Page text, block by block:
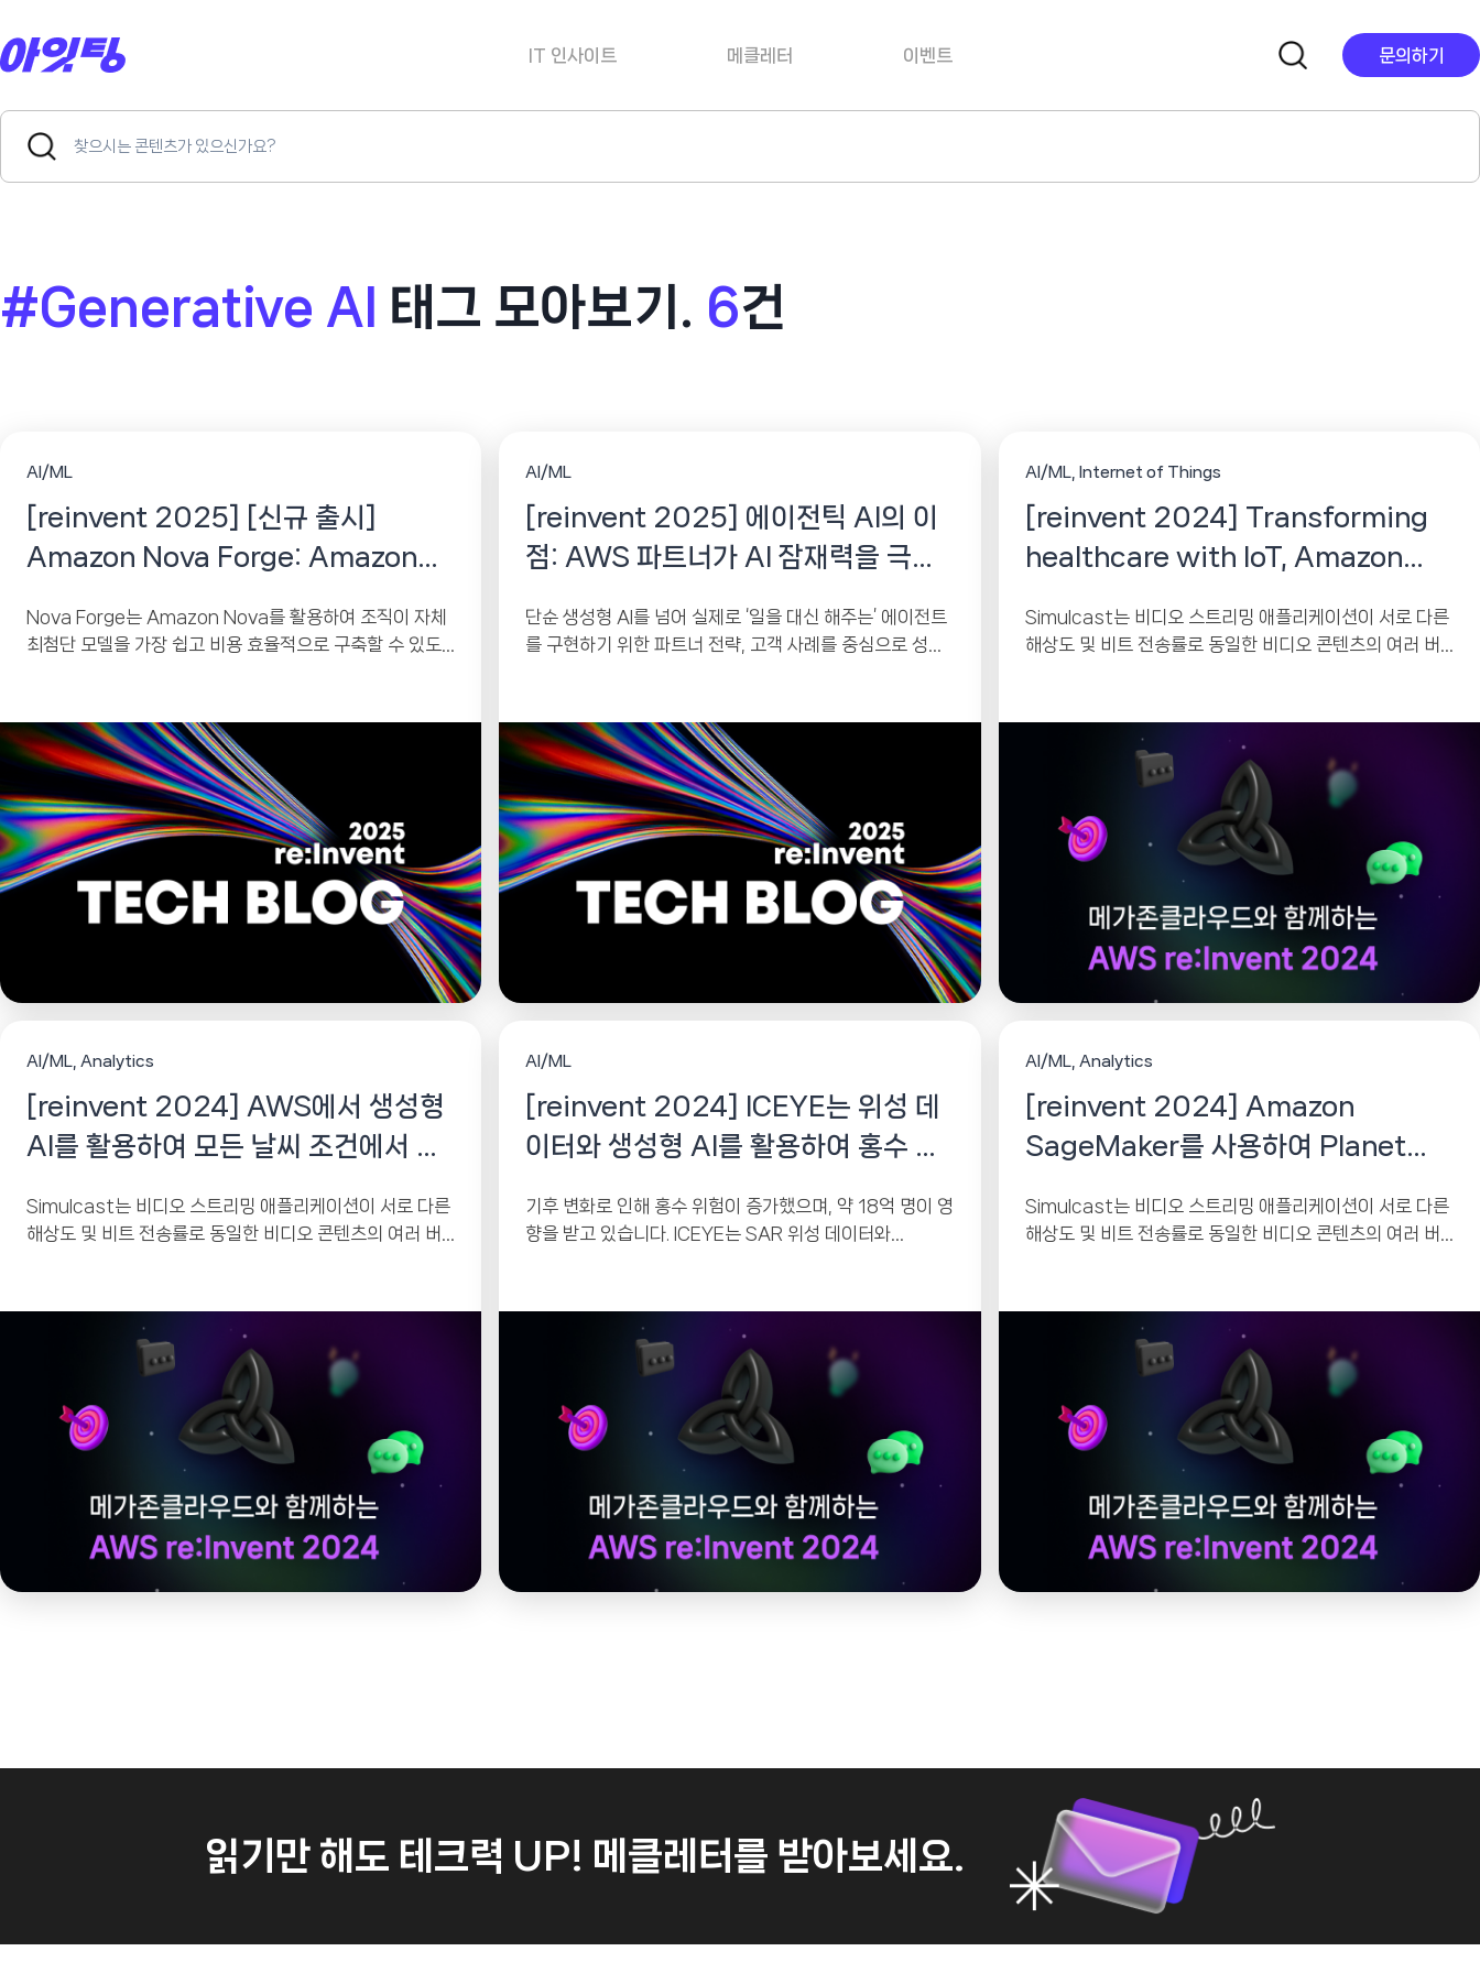
to
content
IT 인사이트 메클레터 이벤트 문의하기
Search
Search
Button
#Generative AI 태그 모아보기. 6건
AI/ML
[reinvent 2025] [신규 출시]
Amazon Nova Forge: Amazon
축
Nova Forge는 Amazon Nova를 활용하여 조직이 자체
최첨단 모델을 가장 쉽고 비용 효율적으로 구축할 수 있도
AI/ML
[reinvent 2025] 에이전틱 AI의 이
점: AWS 파트너가 AI 잠재력을 극대
단순 생성형 AI를 넘어 실제로 ‘일을 대신 해주는’ 에이전트
를 구현하기 위한 파트너 전략, 고객 사례를 중심으로 성공
AI/ML Internet of Things
[reinvent 2024] Transforming
healthcare with IoT, Amazon
Simulcast는 비디오 스트리밍 애플리케이션이 서로 다른
해상도 및 비트 전송률로 동일한 비디오 콘텐츠의 여러 버
AI/ML Analytics
[reinvent 2024] AWS에서 생성형
AI를 활용하여 모든 날씨 조건에서 정
Simulcast는 비디오 스트리밍 애플리케이션이 서로 다른
해상도 및 비트 전송률로 동일한 비디오 콘텐츠의 여러 버
AI/ML
[reinvent 2024] ICEYE는 위성 데
이터와 생성형 AI를 활용하여 홍수 대
기후 변화로 인해 홍수 위험이 증가했으며, 약 18억 명이 영
향을 받고 있습니다. ICEYE는 SAR 위성 데이터와
AI/ML Analytics
[reinvent 2024] Amazon
SageMaker를 사용하여 Planet
성
Simulcast는 비디오 스트리밍 애플리케이션이 서로 다른
해상도 및 비트 전송률로 동일한 비디오 콘텐츠의 여러 버
읽기만 해도 테크력 UP! 메클레터를 받아보세요.